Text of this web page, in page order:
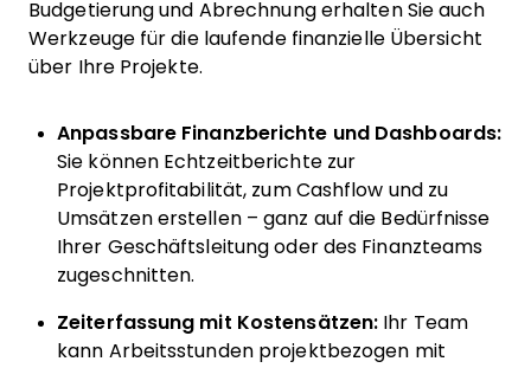
Budgetierung und Abrechnung erhalten Sie auch
Werkzeuge für die laufende finanzielle Übersicht
über Ihre Projekte.
Anpassbare Finanzberichte und Dashboards:
Sie können Echtzeitberichte zur
Projektprofitabilität, zum Cashflow und zu
Umsätzen erstellen – ganz auf die Bedürfnisse
Ihrer Geschäftsleitung oder des Finanzteams
zugeschnitten.
Zeiterfassung mit Kostensätzen: Ihr Team
kann Arbeitsstunden projektbezogen mit